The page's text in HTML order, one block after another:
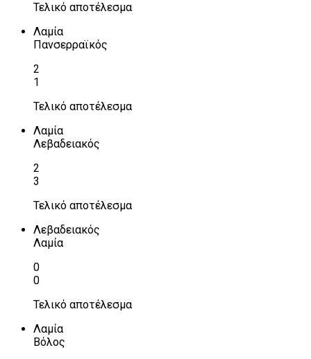
Τελικό αποτέλεσμα
Λαμία
Πανσερραϊκός
2
1
Τελικό αποτέλεσμα
Λαμία
Λεβαδειακός
2
3
Τελικό αποτέλεσμα
Λεβαδειακός
Λαμία
0
0
Τελικό αποτέλεσμα
Λαμία
Βόλος